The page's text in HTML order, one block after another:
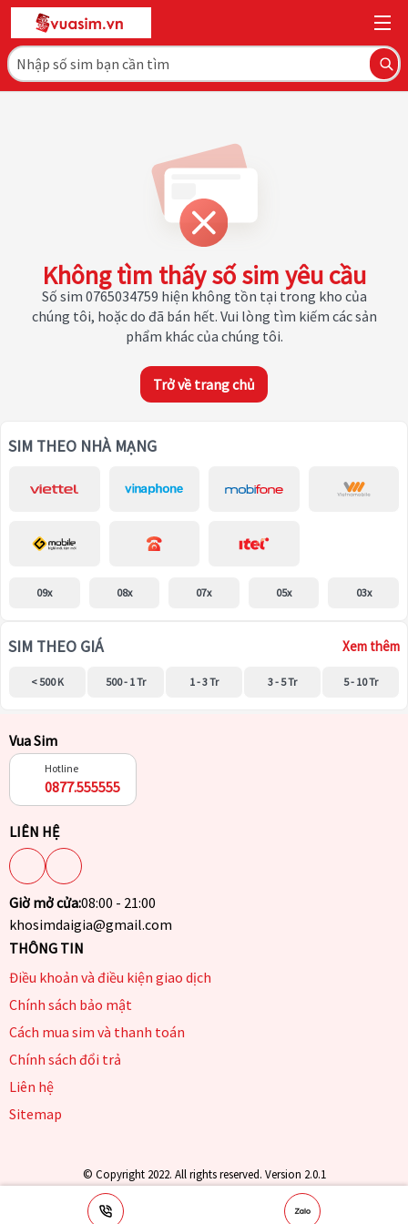
Không tìm thấy số sim yêu cầu
Số sim 0765034759 hiện không tồn tại trong kho của
chúng tôi, hoặc do đã bán hết. Vui lòng tìm kiếm các sản
phẩm khác của chúng tôi.
Trở về trang chủ
SIM THEO NHÀ MẠNG
09x 08x 07x 05x 03x
SIM THEO GIÁ Xem thêm
< 500 K 500 - 1 Tr 1 - 3 Tr 3 - 5 Tr 5 - 10 Tr
Vua Sim
Hotline
0877.555555
LIÊN HỆ
Giờ mở cửa:08:00 - 21:00
khosimdaigia@gmail.com
THÔNG TIN
Điều khoản và điều kiện giao dịch
Chính sách bảo mật
Cách mua sim và thanh toán
Chính sách đổi trả
Liên hệ
Sitemap
© Copyright 2022. All rights reserved. Version 2.0.1